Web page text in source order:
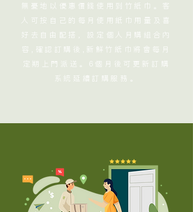
無憂地以優惠價錢使用到竹紙巾。客
人可按自己的每月使用紙巾用量及喜
好去自由配搭，設定個人月購組合內
容,確認訂購後,新鮮竹紙巾將會每月
定期上門派送。6個月後可更新訂購
系統延續訂購服務。